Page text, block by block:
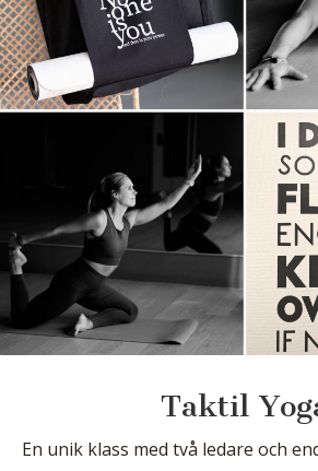
Taktil
En unik klass med två ledare och